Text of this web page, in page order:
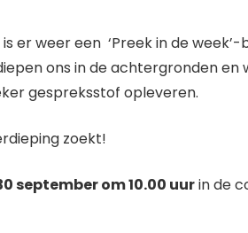
er weer een ‘Preek in de
ons in de achtergronden
gespreksstof opleveren.
zoekt!
september om 10.00 uurin de